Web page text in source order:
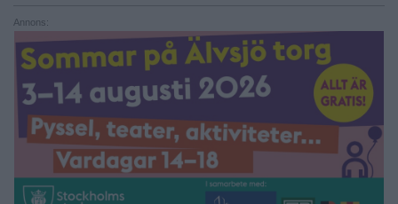
Annons: